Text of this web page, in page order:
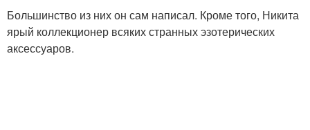
Большинство из них он сам написал. Кроме того, Никита
ярый коллекционер всяких странных эзотерических
аксессуаров.